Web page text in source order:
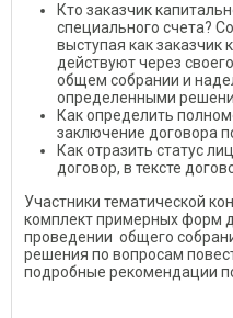
Кто заказчик
специального счета?
выступая как заказчик
действуют через
общем собрании и
определенными
Как определить
заключение договора
Как отразить статус
договор, в тексте
Участники тематической
комплект примерных форм
проведении общего
решения по вопросам
подробные рекомендации